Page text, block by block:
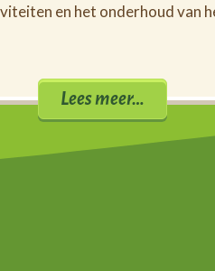
en het onderhoud van
Lees meer…